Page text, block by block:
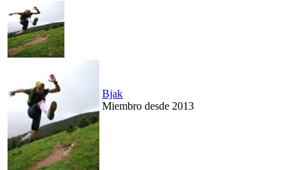
Bjak
Miembro desde 2013